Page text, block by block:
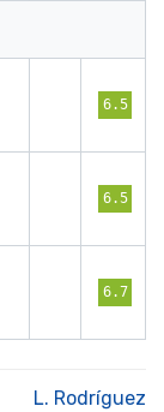
6.5
6.5
6.7
L. Rodríguez